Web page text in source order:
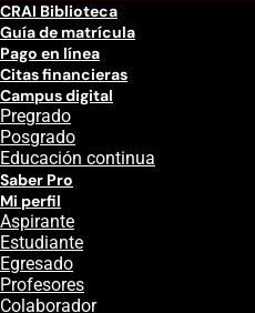
CRAI Biblioteca
Guía de matrícula
Pago en línea
Citas financieras
Campus digital
Pregrado
Posgrado
Educación continua
Saber Pro
Mi perfil
Aspirante
Estudiante
Egresado
Profesores
Colaborador